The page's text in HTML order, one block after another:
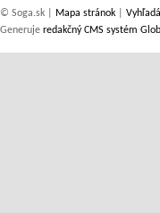
© Soga.sk | Mapa stránok
Generuje redakčný CMS systém